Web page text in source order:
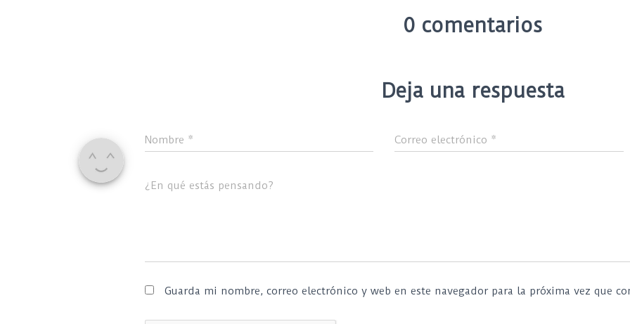
0 comentarios
Deja una respuesta
Nombre * Correo electrónico *
¿En qué estás pensando?
Guarda mi nombre, correo electrónico y web en este navegador para la próxima vez que